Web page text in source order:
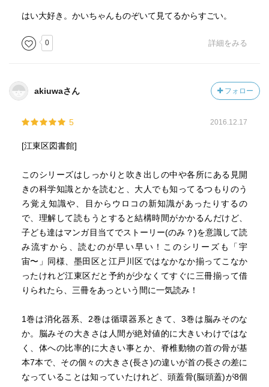
はい大好き。かいちゃんものぞいて見てるからすごい。
0 詳細をみる
akiuwaさん フォロー
5 2016.12.17
[江東区図書館]
このシリーズはしっかりと吹き出しの中や各所にある見開
きの科学知識とかを読むと、大人でも知ってるつもりのう
ろ覚え知識や、目からウロコの新知識があったりするの
で、理解して読もうとすると結構時間がかかるんだけど、
子ども達はマンガ目当てでストーリー(のみ？)を意識して読
み流すから、読むのが早い早い！このシリーズも「宇
宙〜」同様、墨田区と江戸川区ではなかなか揃ってこなか
ったけれど江東区だと予約が少なくてすぐに三冊揃って借
りられたら、三冊をあっという間に一気読み！
1巻は消化器系、2巻は循環器系ときて、3巻は脳みそのな
か。脳みその大きさは人間が絶対値的に大きいわけではな
く、体への比率的に大きい事とか、脊椎動物の首の骨が基
本7本で、その個々の大きさ(長さ)の違いが首の長さの差に
なっていることは知っていたけれど、頭蓋骨(脳頭蓋)が8個